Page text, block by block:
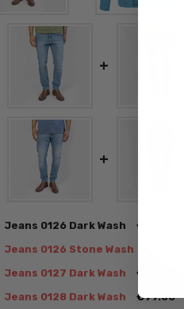
Jeans 0126 Dark Wash
€99.00
Jeans 0126 Stone Wash
Jeans 0127 Dark Wash €99.00
Jeans 0128 Dark Wash €99.00